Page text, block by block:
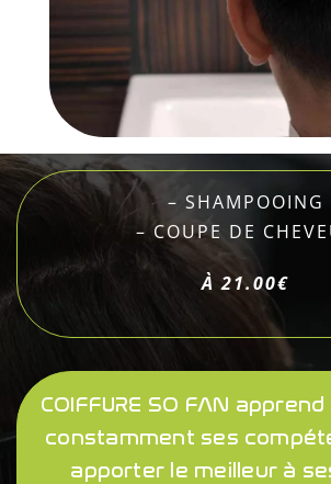
– SHAMPOOING
– COUPE DE
À 21.00€
COIFFURE SO FAN
constamment ses
apporter le meilleur à